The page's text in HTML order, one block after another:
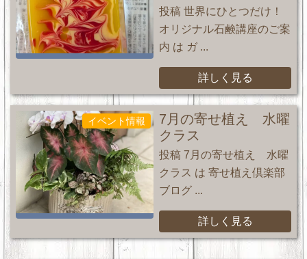
投稿 世界にひとつだけ！
オリジナル石鹸講座のご案
内 は ガ ...
詳しく見る
イベント情報
7月の寄せ植え 水曜
クラス
投稿 7月の寄せ植え 水曜
クラス は 寄せ植え倶楽部
ブログ ...
詳しく見る